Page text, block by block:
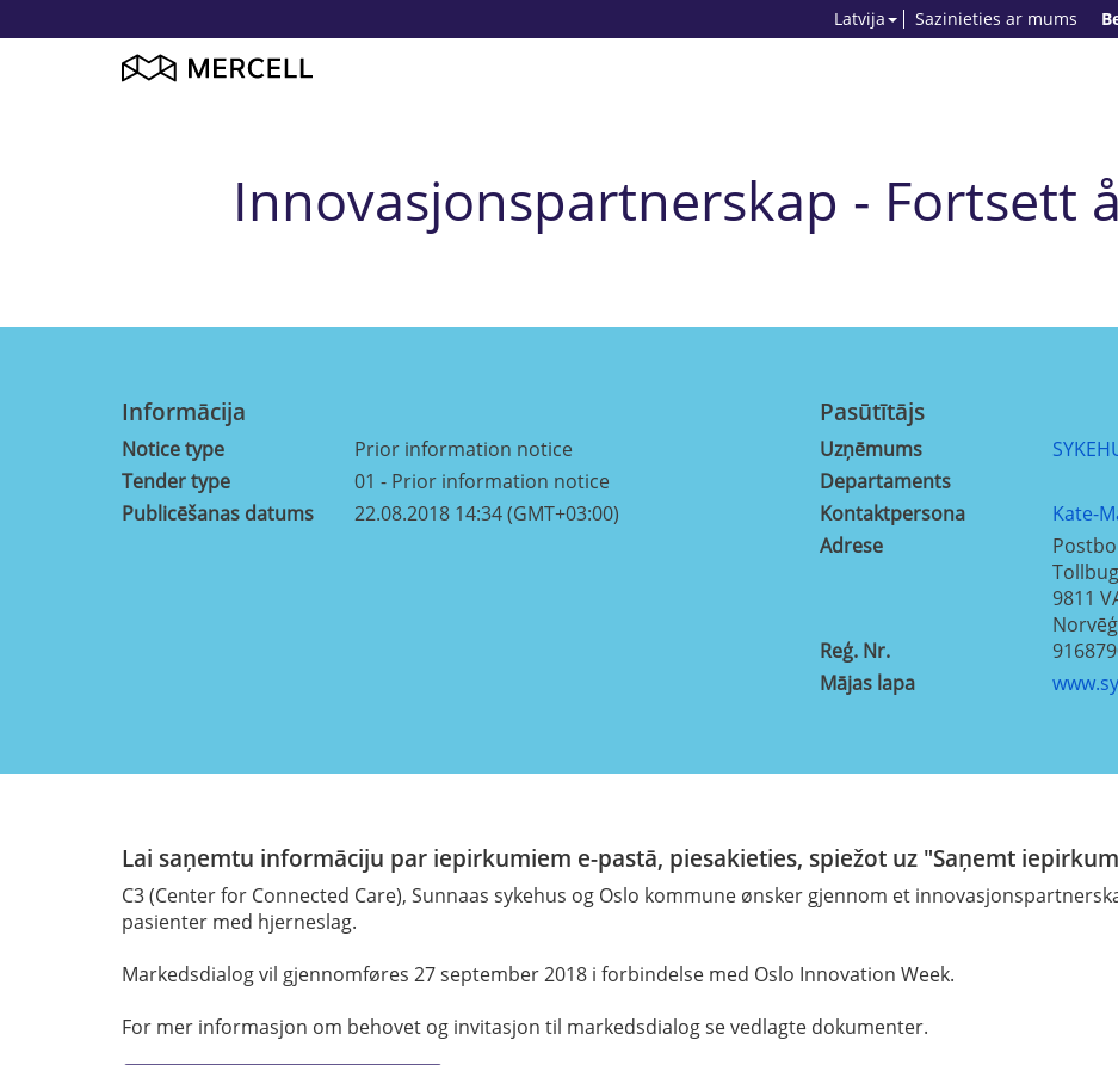
Sazinieties ar mums
Latvija
Innovasjonspartnerskap - Fortsett
Informācija
Notice type
Prior information notice
Tender type
01 - Prior information notice
Publicēšanas datums
22.08.2018 14:34 (GMT+03:00)
Pasūtītājs
Uzņēmums
Departaments
Kontaktpersona
Kate-
Adrese
9811
Reģ. Nr.
Mājas lapa
Lai saņemtu informāciju par iepirkumiem e-pastā, piesakieties, spiežot uz "Saņemt
C3 (Center for Connected Care), Sunnaas sykehus og Oslo kommune ønsker gjennom et
pasienter med hjerneslag.
Markedsdialog vil gjennomføres 27 september 2018 i forbindelse med Oslo Innovation Week.
For mer informasjon om behovet og invitasjon til markedsdialog se vedlagte dokumenter.